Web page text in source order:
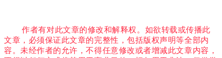
作者有对此文章的修改和解释权。如欲转载或传播此
文章，必须保证此文章的完整性，包括版权声明等全部内
容。未经作者的允许，不得任意修改或者增减此文章内容，